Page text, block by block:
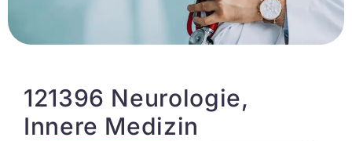
121396 Neurologie,
Innere Medizin